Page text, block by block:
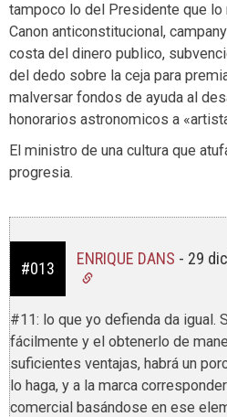
tampoco lo del Presidente que lo
Canon anticonstitucional,
costa del dinero publico,
del dedo sobre la ceja para
malversar fondos de ayuda al
honorarios astronomicos a
El ministro de una cultura que
progresia.
#013
ENRIQUE DANS - 29
#11: lo que yo defienda da igual.
fácilmente y el obtenerlo de
suficientes ventajas, habrá un
lo haga, y a la marca
comercial basándose en ese